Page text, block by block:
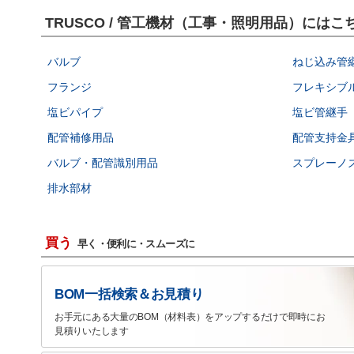
TRUSCO / 管工機材（工事・照明用品）にはこ
バルブ
ねじ込み管
フランジ
フレキシブ
塩ビパイプ
塩ビ管継手
配管補修用品
配管支持金
バルブ・配管識別用品
スプレーノ
排水部材
買う 早く・便利に・スムーズに
BOM一括検索＆お見積り
お手元にある大量のBOM（材料表）をアップするだけで即時にお
見積りいたします